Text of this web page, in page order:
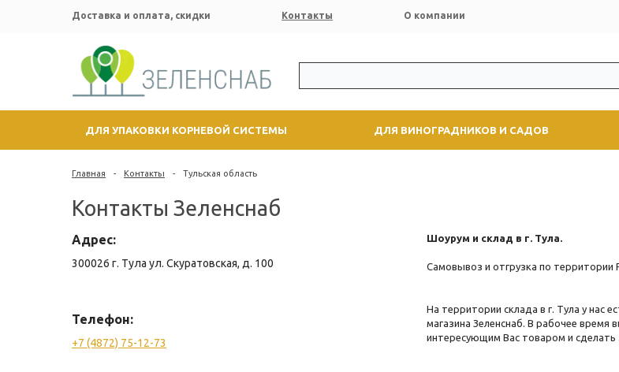
Доставка и оплата, скидки Контакты О компании
ДЛЯ УПАКОВКИ КОРНЕВОЙ СИСТЕМЫ ДЛЯ ВИНОГРАДНИКОВ И САДОВ
Главная - Контакты - Тульская область
Контакты Зеленснаб
Адрес:
300026 г. Тула ул. Скуратовская, д. 100
Телефон:
+7 (4872) 75-12-73
Шоурум и склад в г. Тула.
Самовывоз и отгрузка по территории
На территории склада в г. Тула у нас
магазина Зеленснаб. В рабочее время
интересующим Вас товаром и сделать